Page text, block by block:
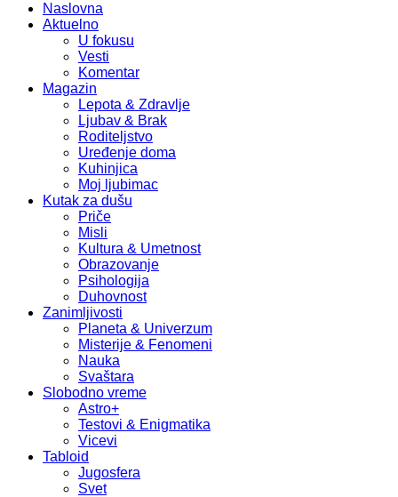
Naslovna
Aktuelno
U fokusu
Vesti
Komentar
Magazin
Lepota & Zdravlje
Ljubav & Brak
Roditeljstvo
Uređenje doma
Kuhinjica
Moj ljubimac
Kutak za dušu
Priče
Misli
Kultura & Umetnost
Obrazovanje
Psihologija
Duhovnost
Zanimljivosti
Planeta & Univerzum
Misterije & Fenomeni
Nauka
Svaštara
Slobodno vreme
Astro+
Testovi & Enigmatika
Vicevi
Tabloid
Jugosfera
Svet